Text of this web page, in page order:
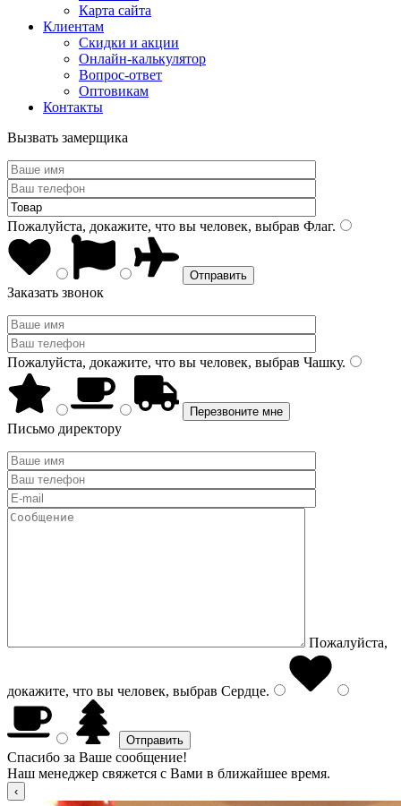
Карта сайта
Клиентам
Скидки и акции
Онлайн-калькулятор
Вопрос-ответ
Оптовикам
Контакты
Вызвать замерщика
Пожалуйста, докажите, что вы человек, выбрав Флаг.
Заказать звонок
Пожалуйста, докажите, что вы человек, выбрав Чашку.
Письмо директору
Пожалуйста,
докажите, что вы человек, выбрав Сердце.
Спасибо за Ваше сообщение!
Наш менеджер свяжется с Вами в ближайшее время.